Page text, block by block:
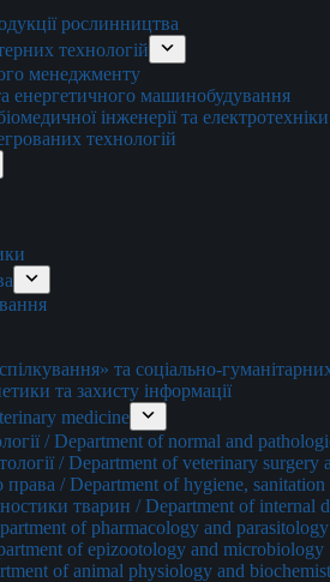
рослинництва
технологій
менеджменту
енергетичного машинобудування
інженерії та електротехніки
технологій
та соціально-
та захисту інформації
medicine
/ Department of normal and
/ Department of veterinary
права / Department of hygiene,
тварин / Department of internal
of pharmacology and parasitology
of epizootology and microbiology
of animal physiology and